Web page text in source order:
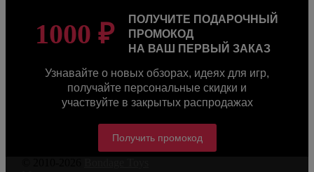
1000 ₽
ПОЛУЧИТЕ ПОДАРОЧНЫЙ
ПРОМОКОД
НА ВАШ ПЕРВЫЙ ЗАКАЗ
Узнавайте о новых обзорах, идеях для игр,
получайте персональные скидки и
участвуйте в закрытых распродажах
Получить промокод